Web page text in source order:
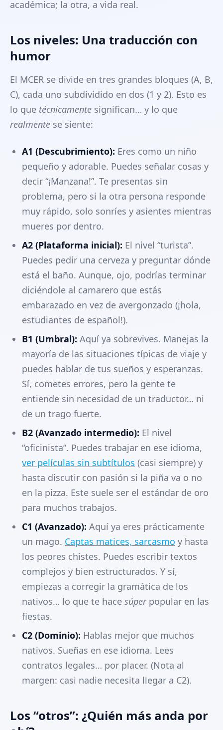
académica; la otra, a vida real.
Los niveles: Una traducción con
humor
El MCER se divide en tres grandes bloques (A, B,
C), cada uno subdividido en dos (1 y 2). Esto es
lo que técnicamente significan… y lo que
realmente se siente:
A1 (Descubrimiento): Eres como un niño
pequeño y adorable. Puedes señalar cosas y
decir “¡Manzana!”. Te presentas sin
problema, pero si la otra persona responde
muy rápido, solo sonríes y asientes mientras
mueres por dentro.
A2 (Plataforma inicial): El nivel “turista”.
Puedes pedir una cerveza y preguntar dónde
está el baño. Aunque, ojo, podrías terminar
diciéndole al camarero que estás
embarazado en vez de avergonzado (¡hola,
estudiantes de español!).
B1 (Umbral): Aquí ya sobrevives. Manejas la
mayoría de las situaciones típicas de viaje y
puedes hablar de tus sueños y esperanzas.
Sí, cometes errores, pero la gente te
entiende sin necesidad de un traductor… ni
de un trago fuerte.
B2 (Avanzado intermedio): El nivel
“oficinista”. Puedes trabajar en ese idioma,
ver películas sin subtítulos (casi siempre) y
hasta discutir con pasión si la piña va o no
en la pizza. Este suele ser el estándar de oro
para muchos trabajos.
C1 (Avanzado): Aquí ya eres prácticamente
un mago. Captas matices, sarcasmo y hasta
los peores chistes. Puedes escribir textos
complejos y bien estructurados. Y sí,
empiezas a corregir la gramática de los
nativos… lo que te hace súperpopular en las
fiestas.
C2 (Dominio): Hablas mejor que muchos
nativos. Sueñas en ese idioma. Lees
contratos legales… por placer. (Nota al
margen: casi nadie necesita llegar a C2).
Los “otros”: ¿Quién más anda por